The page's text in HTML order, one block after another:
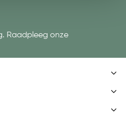
Raadpleeg onze